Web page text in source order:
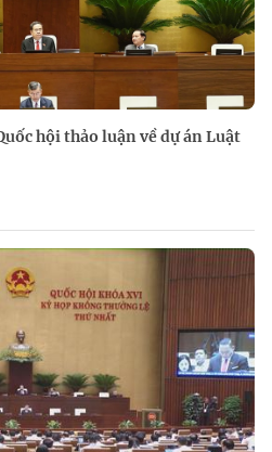
hội thảo luận về dự án Luật